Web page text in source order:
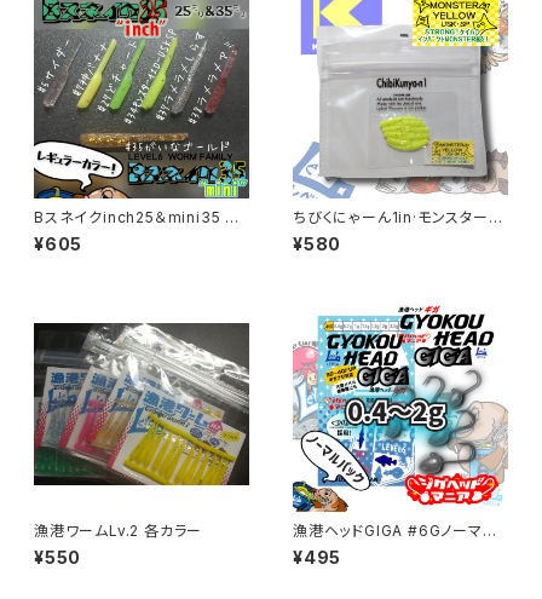
Bスネイクinch25＆mini35 レ
ギュラーカラー各色
¥605
ちびくにゃーん1in·モンスターイ
エローカラー ChibiKunya-n1
【キーパーライン】
¥580
漁港ワームLv.2 各カラー
¥550
漁港ヘッドGIGA #6Gノーマル
パック0.4～2g【JigHead Man
ia】
¥495